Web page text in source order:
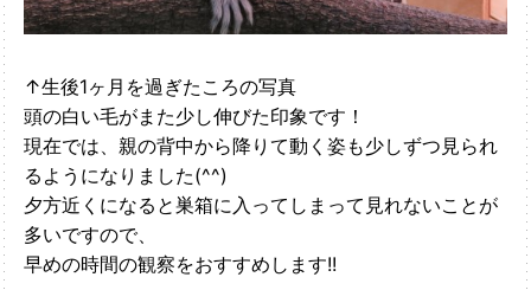
↑生後1ヶ月を過ぎたころの写真
頭の白い毛がまた少し伸びた印象です！
現在では、親の背中から降りて動く姿も少しずつ見られ
るようになりました(^^)
夕方近くになると巣箱に入ってしまって見れないことが
多いですので、
早めの時間の観察をおすすめします!!